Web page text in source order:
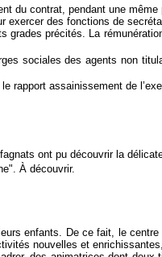
du contrat, pendant une
exercer des fonctions de
précités. La
sociales des agents non
rapport assainissement de
ont pu découvrir la
À découvrir.
enfants. De ce fait, le
nouvelles et